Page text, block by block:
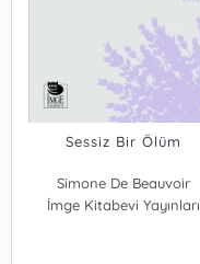
Sessiz Bir Ölüm
Simone De Beauvoir
İmge Kitabevi Yayınları